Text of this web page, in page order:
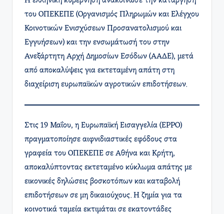
του ΟΠΕΚΕΠΕ (Οργανισμός Πληρωμών και Ελέγχου
Κοινοτικών Ενισχύσεων Προσανατολισμού και
Εγγυήσεων) και την ενσωμάτωσή του στην
Ανεξάρτητη Αρχή Δημοσίων Εσόδων (ΑΑΔΕ), μετά
από αποκαλύψεις για εκτεταμένη απάτη στη
διαχείριση ευρωπαϊκών αγροτικών επιδοτήσεων.
Στις 19 Μαΐου, η Ευρωπαϊκή Εισαγγελία (EPPO)
πραγματοποίησε αιφνιδιαστικές εφόδους στα
γραφεία του ΟΠΕΚΕΠΕ σε Αθήνα και Κρήτη,
αποκαλύπτοντας εκτεταμένο κύκλωμα απάτης με
εικονικές δηλώσεις βοσκοτόπων και καταβολή
επιδοτήσεων σε μη δικαιούχους. Η ζημία για τα
κοινοτικά ταμεία εκτιμάται σε εκατοντάδες